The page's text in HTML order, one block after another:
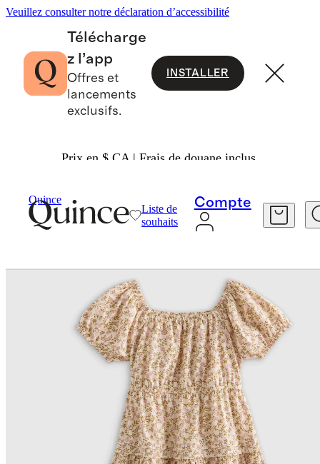
Veuillez consulter notre déclaration d’accessibilité
Télécharge
z l’app
Offres et
lancements
exclusifs.
INSTALLER
Prix en $ CA | Frais de douane inclus.
Quince
Liste de
souhaits
Compte